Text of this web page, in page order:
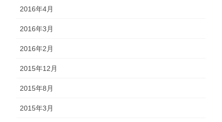
2016年4月
2016年3月
2016年2月
2015年12月
2015年8月
2015年3月